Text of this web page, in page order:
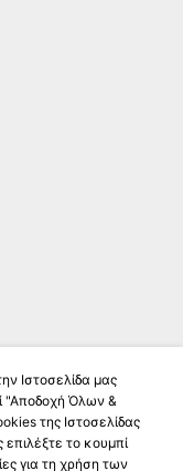
Ιστοσελίδα μας
"Αποδοχή Όλων &
της Ιστοσελίδας
επιλέξτε το κουμπί
για τη χρήση των